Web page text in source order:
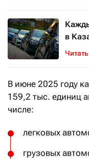
в
Читать
В июне 2025 году
159,2 тыс. единиц
числе:
легковых
грузовых